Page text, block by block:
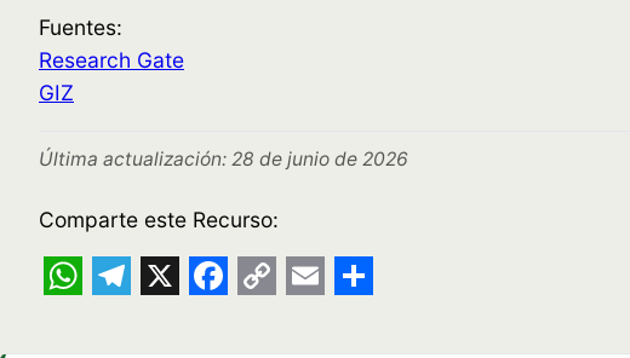
Fuentes:
Research Gate
GIZ
Última actualización: 28 de junio de 2026
Comparte este Recurso: